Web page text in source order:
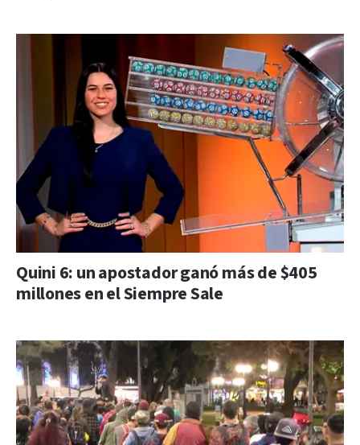
Quini 6: un apostador ganó más de $405
millones en el Siempre Sale